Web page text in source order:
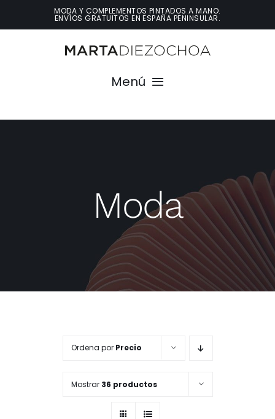
al
MODA Y COMPLEMENTOS PINTADOS A MANO.
ENVÍOS GRATUITOS EN ESPAÑA PENINSULAR.
Menú
Inicio
Moda
Decoración
Contacto
CARRITO
Moda
Ordena por Precio
Mostrar 36 productos